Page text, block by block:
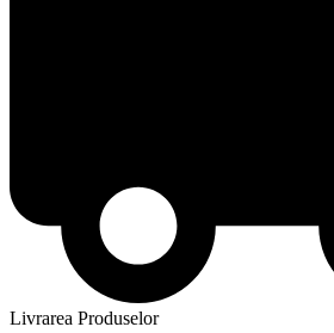
Livrarea Produselor